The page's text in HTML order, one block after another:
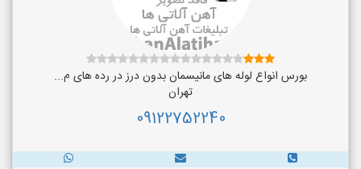
بورس انواع لوله های مانیسمان بدون درز در رده های م...
تهران
09122752240